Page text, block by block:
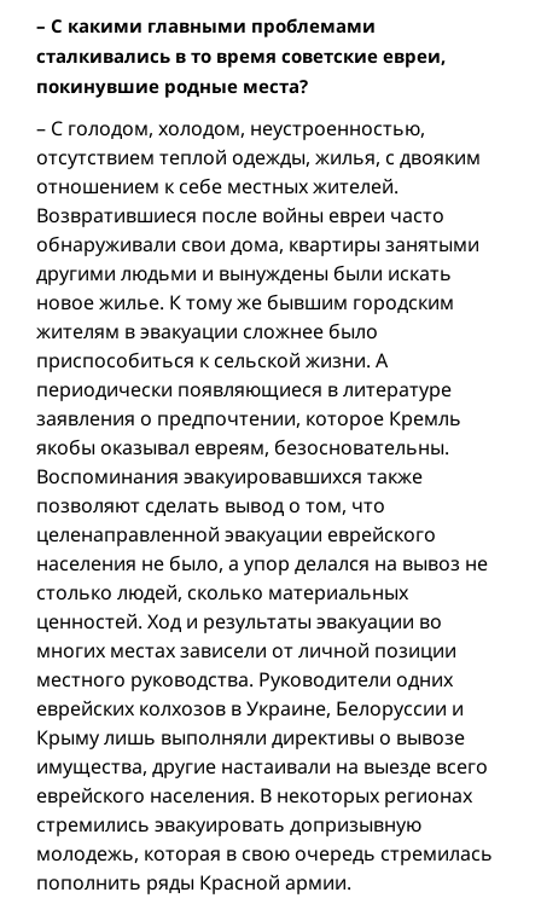
– С какими главными проблемами
сталкивались в то время советские евреи,
покинувшие родные места?
– С голодом, холодом, неустроенностью,
отсутствием теплой одежды, жилья, с двояким
отношением к себе местных жителей.
Возвратившиеся после войны евреи часто
обнаруживали свои дома, квартиры занятыми
другими людьми и вынуждены были искать
новое жилье. К тому же бывшим городским
жителям в эвакуации сложнее было
приспособиться к сельской жизни. А
периодически появляющиеся в литературе
заявления о предпочтении, которое Кремль
якобы оказывал евреям, безосновательны.
Воспоминания эвакуировавшихся также
позволяют сделать вывод о том, что
целенаправленной эвакуации еврейского
населения не было, а упор делался на вывоз не
столько людей, сколько материальных
ценностей. Ход и результаты эвакуации во
многих местах зависели от личной позиции
местного руководства. Руководители одних
еврейских колхозов в Украине, Белоруссии и
Крыму лишь выполняли директивы о вывозе
имущества, другие настаивали на выезде всего
еврейского населения. В некоторых регионах
стремились эвакуировать допризывную
молодежь, которая в свою очередь стремилась
пополнить ряды Красной армии.